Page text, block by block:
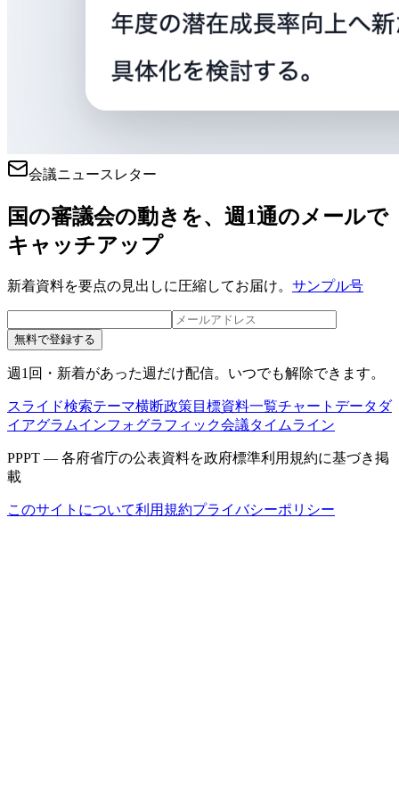
会議ニュースレター
国の審議会の動きを、週1通のメールで
キャッチアップ
新着資料を要点の見出しに圧縮してお届け。 サンプル号
無料で登録する
週1回・新着があった週だけ配信。いつでも解除できます。
スライド検索テーマ横断政策目標資料一覧チャートデータ ダ
イアグラムインフォグラフィック会議タイムライン
PPPT — 各府省庁の公表資料を政府標準利用規約に基づき掲
載
このサイトについて利用規約プライバシーポリシー